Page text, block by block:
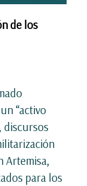
de los
“activo
discursos
Artemisa,
para los